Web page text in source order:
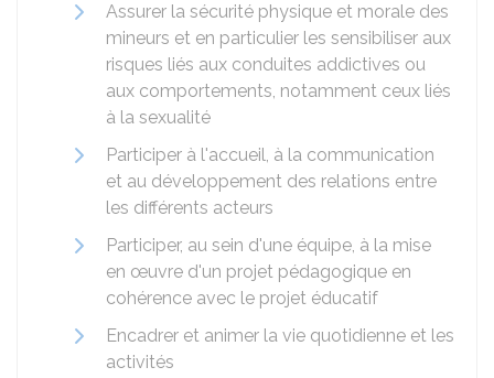
Assurer la sécurité physique et morale des
mineurs et en particulier les sensibiliser aux
risques liés aux conduites addictives ou
aux comportements, notamment ceux liés
à la sexualité
Participer à l'accueil, à la communication
et au développement des relations entre
les différents acteurs
Participer, au sein d'une équipe, à la mise
en œuvre d'un projet pédagogique en
cohérence avec le projet éducatif
Encadrer et animer la vie quotidienne et les
activités